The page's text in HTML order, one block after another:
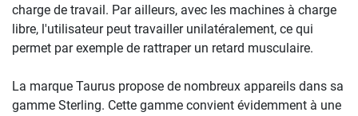
charge de travail. Par ailleurs, avec les machines à charge
libre, l'utilisateur peut travailler unilatéralement, ce qui
permet par exemple de rattraper un retard musculaire.
La marque Taurus propose de nombreux appareils dans sa
gamme Sterling. Cette gamme convient évidemment à une